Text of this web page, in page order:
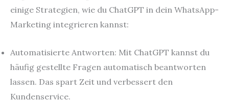
einige Strategien, wie du ChatGPT in dein WhatsApp-
Marketing integrieren kannst:
Automatisierte Antworten: Mit ChatGPT kannst du
häufig gestellte Fragen automatisch beantworten
lassen. Das spart Zeit und verbessert den
Kundenservice.